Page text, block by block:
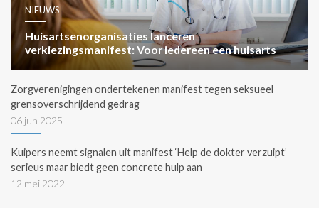
NIEUWS
Huisartsenorganisaties lanceren
verkiezingsmanifest: Voor iedereen een huisarts
Zorgverenigingen ondertekenen manifest tegen seksueel
grensoverschrijdend gedrag
06 jun 2025
Kuipers neemt signalen uit manifest ‘Help de dokter verzuipt’
serieus maar biedt geen concrete hulp aan
12 mei 2022